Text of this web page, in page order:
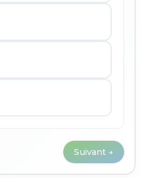
Suivant →